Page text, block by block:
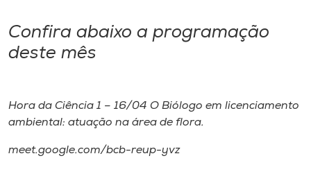
Confira abaixo a programação
deste mês
Hora da Ciência 1 – 16/04 O Biólogo em licenciamento
ambiental: atuação na área de flora.
meet.google.com/bcb-reup-yvz